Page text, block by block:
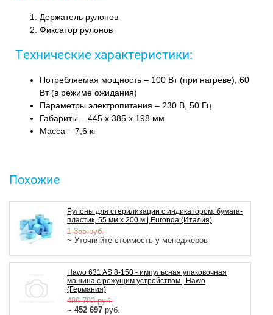
Держатель рулонов
Фиксатор рулонов
Технические характеристики:
Потребляемая мощность – 100 Вт (при нагреве), 60
Вт (в режиме ожидания)
Параметры электропитания – 230 В, 50 Гц
Габариты – 445 x 385 x 198 мм
Масса – 7,6 кг
Похожие
Рулоны для стерилизации с индикатором, бумага-
пластик, 55 мм х 200 м | Euronda (Италия)
1 355руб.
~ Уточняйте стоимость у менеджеров
Hawo 631 AS 8-150 - импульсная упаковочная
машина с режущим устройством | Hawo
(Германия)
486 783руб.
~ 452 697 руб.